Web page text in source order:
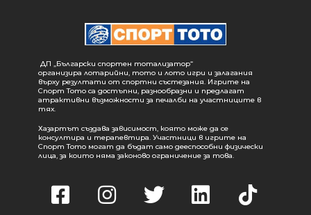
ДП „Български спортен тотализатор“
организира лотарийни, тото и лото игри и залагания
върху резултати от спортни състезания. Игрите на
Спорт Тото са достъпни, разнообразни и предлагат
атрактивни възможности за печалби на участниците в
тях.
Хазартът създава зависимост, която може да се
консултира и терапевтира. Участници в игрите на
Спорт Тото могат да бъдат само дееспособни физически
лица, за които няма законово ограничение за това.